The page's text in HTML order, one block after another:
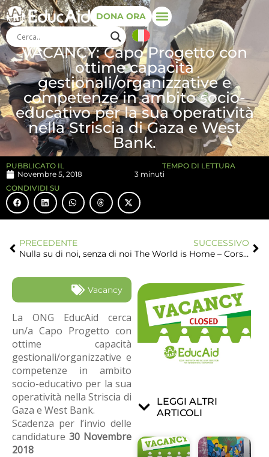
DONA ORA
VACANCY: Capo Progetto con
ottime capacità
gestionali/organizzative e
competenze in ambito socio-
educativo per la sua operatività
nella Striscia di Gaza e West
Bank.
PUBBLICATO IL
Novembre 5, 2018
TEMPO DI LETTURA
3 minuti
CONDIVIDI SU
PRECEDENTE
Nulla su di noi, senza di noi
SUCCESSIVO
The World is Home – Corso di aggiornamento per docenti
Vacancy
La ONG EducAid cerca
un/a Capo Progetto con
ottime capacità
gestionali/organizzative e
competenze in ambito
socio-educativo per la sua
operatività nella Striscia di
Gaza e West Bank.
Scadenza per l’invio delle
candidature 30 Novembre
2018
LEGGI ALTRI
ARTICOLI